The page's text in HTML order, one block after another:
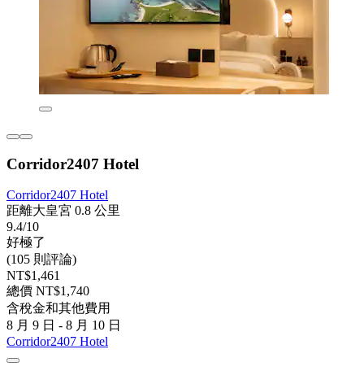
Corridor2407 Hotel
Corridor2407 Hotel
距離大皇宮 0.8 公里
9.4/10
好極了
(105 則評論)
NT$1,461
總價 NT$1,740
含稅金和其他費用
8 月 9 日 - 8 月 10 日
Corridor2407 Hotel